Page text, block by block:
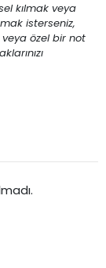
kılmak veya
isterseniz,
veya özel bir not